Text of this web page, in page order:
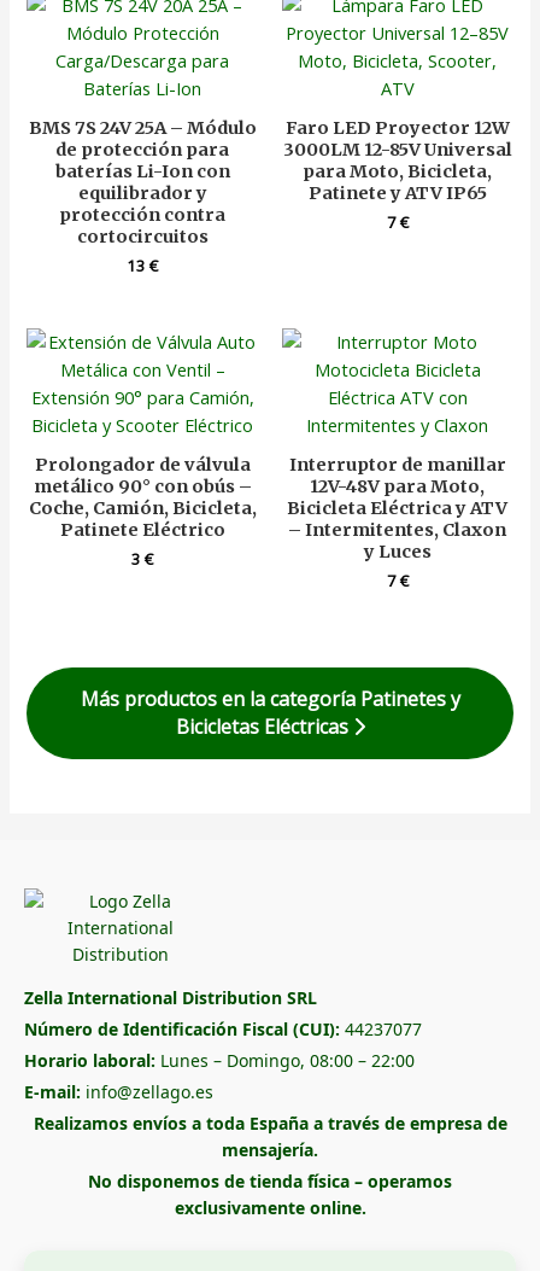
BMS 7S 24V 25A – Módulo
de protección para
baterías Li-Ion con
equilibrador y
protección contra
cortocircuitos
13€
Faro LED Proyector 12W
3000LM 12-85V Universal
para Moto, Bicicleta,
Patinete y ATV IP65
7€
Prolongador de válvula
metálico 90° con obús –
Coche, Camión, Bicicleta,
Patinete Eléctrico
3€
Interruptor de manillar
12V-48V para Moto,
Bicicleta Eléctrica y ATV
– Intermitentes, Claxon
y Luces
7€
Más productos en la categoría Patinetes y
Bicicletas Eléctricas
Zella International Distribution SRL
Número de Identificación Fiscal (CUI): 44237077
Horario laboral: Lunes – Domingo, 08:00 – 22:00
E-mail: info@zellago.es
Realizamos envíos a toda España a través de empresa de
mensajería.
No disponemos de tienda física – operamos
exclusivamente online.